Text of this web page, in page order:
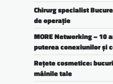
Chirurg specialist
de operație
MORE Networking – 10
puterea conexiunilor și
Rețete cosmetice:
mâinile tale